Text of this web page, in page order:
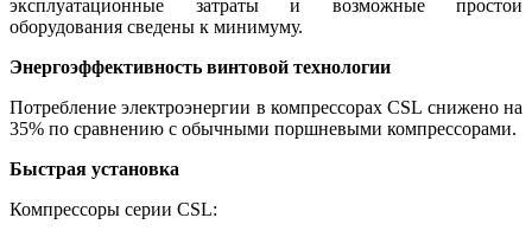
эксплуатационные затраты и возможные простои
оборудования сведены к минимуму.
Энергоэффективность винтовой технологии
Потребление электроэнергии в компрессорах CSL снижено на
35% по сравнению с обычными поршневыми компрессорами.
Быстрая установка
Компрессоры серии CSL: